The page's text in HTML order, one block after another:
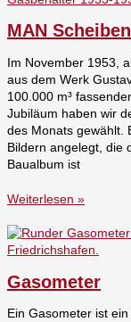
MAN
Im November 1953,
aus dem Werk
100.000 m³
Jubiläum haben wir
des Monats gewählt.
Bildern angelegt, die
Baualbum ist
Weiterlesen »
Gasometer
Ein Gasometer ist